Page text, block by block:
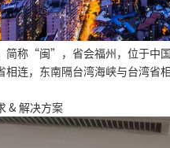
简称“闽”，省会福州，位于中
相连，东南隔台湾海峡与台湾省
& 解决方案